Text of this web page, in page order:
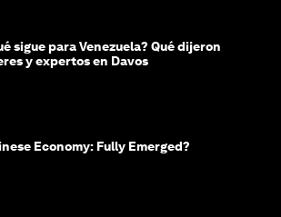
sigue para Venezuela? Qué dijeron
y expertos en Davos
Economy: Fully Emerged?